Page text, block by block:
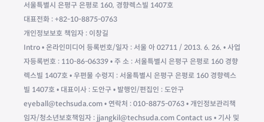
서울특별시 은평구 은평로 160, 경향렉스빌 1407호
대표전화 : +82-10-8875-0763
개인정보보호 책임자 : 이창길
Intro • 온라인미디어 등록번호/일자 : 서울 아 02711 / 2013. 6. 26. • 사업
자등록번호 : 110-86-06339 • 주 소 : 서울특별시 은평구 은평로 160 경향
렉스빌 1407호 • 우편물 수령지 : 서울특별시 은평구 은평로 160 경향렉스
빌 1407호 • 대표이사 : 도안구 • 발행인/편집인 : 도안구
eyeball@techsuda.com • 연락처 : 010-8875-0763 • 개인정보관리책
임자/청소년보호책임자 : jjangkil@techsuda.com Contact us • 기사 및